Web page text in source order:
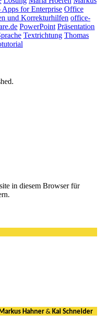
for Enterprise Office
und Korrekturhilfen office-
PowerPoint Präsentation
Textrichtung Thomas
in diesem Browser für
Markus Hahner & Kai Schneider